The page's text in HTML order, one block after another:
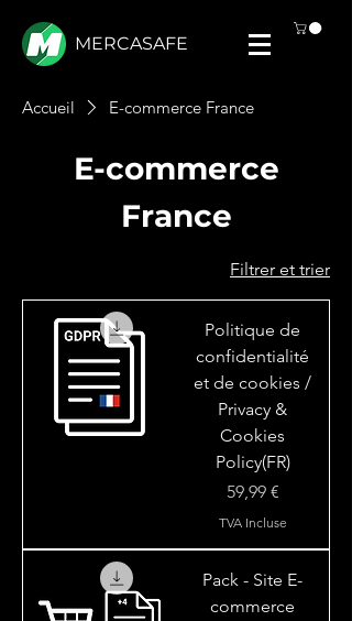
MERCASAFE
Accueil E-commerce France
E-commerce
France
Filtrer et trier
Politique de
confidentialité
et de cookies /
Privacy &
Cookies
Policy(FR)
Prix
59,99 €
TVA Incluse
Pack - Site E-
commerce